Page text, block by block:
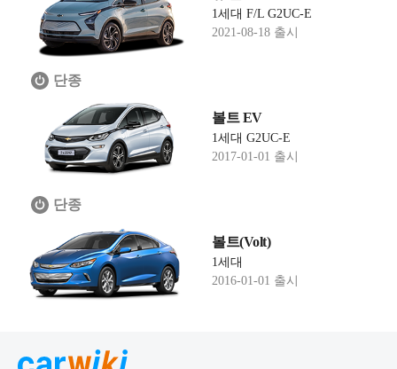
1세대 F/L G2UC-E
2021-08-18 출시
단종
볼트 EV
1세대 G2UC-E
2017-01-01 출시
단종
볼트(Volt)
1세대
2016-01-01 출시